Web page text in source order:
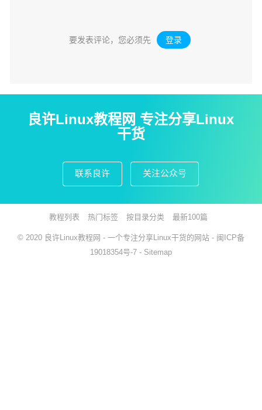
要发表评论，您必须先 登录 。
良许Linux教程网 专注分享Linux
干货
联系良许 关注公众号
教程列表 热门标签 按目录分类 最新100篇
© 2020 良许Linux教程网 - 一个专注分享Linux干货的网站 - 闽ICP备
19018354号-7 - Sitemap